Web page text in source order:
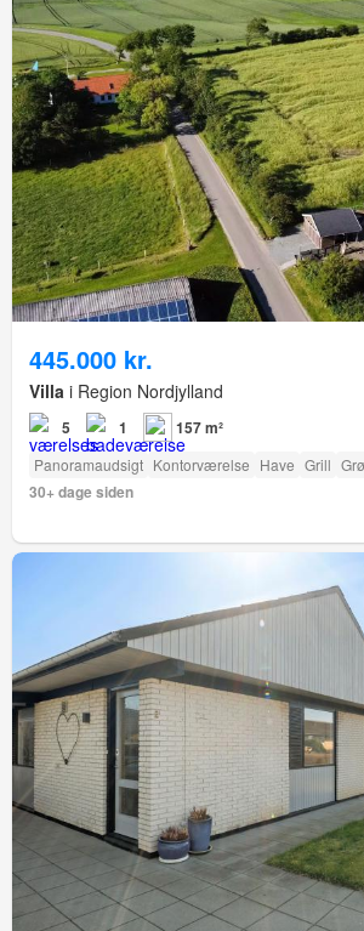
445.000 kr.
Villa i Region Nordjylland
5 1 157 m²
Panoramaudsigt Kontorværelse Have Grill
30+ dage siden